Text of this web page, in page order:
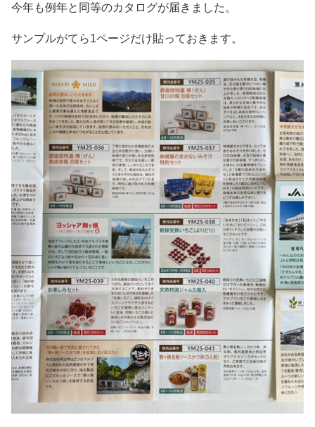
今年も例年と同等のカタログが届きました。
サンプルがてら1ページだけ貼っておきます。